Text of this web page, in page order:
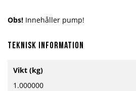
Obs! Innehåller pump!
Teknisk information
information
Vikt (kg)
1.000000